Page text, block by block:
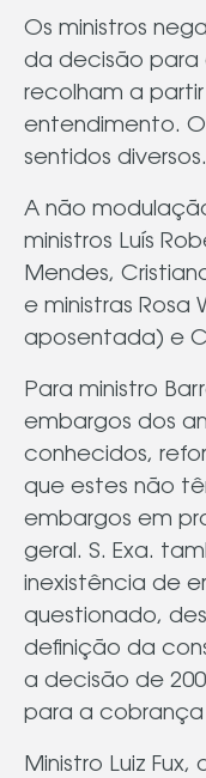
Os ministros
da decisão para
recolham a
entendimento.
sentidos diversos.
A não
ministros Luís
Mendes,
e ministras Rosa
aposentada) e
Para ministro
embargos dos
conhecidos,
que estes não
embargos em
geral. S. Exa.
inexistência de
questionado,
definição da
a decisão de
para a
Ministro Luiz